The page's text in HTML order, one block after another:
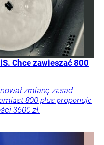
Chce zawieszać 800
zmianę zasad
800 plus proponuje
3600 zł.